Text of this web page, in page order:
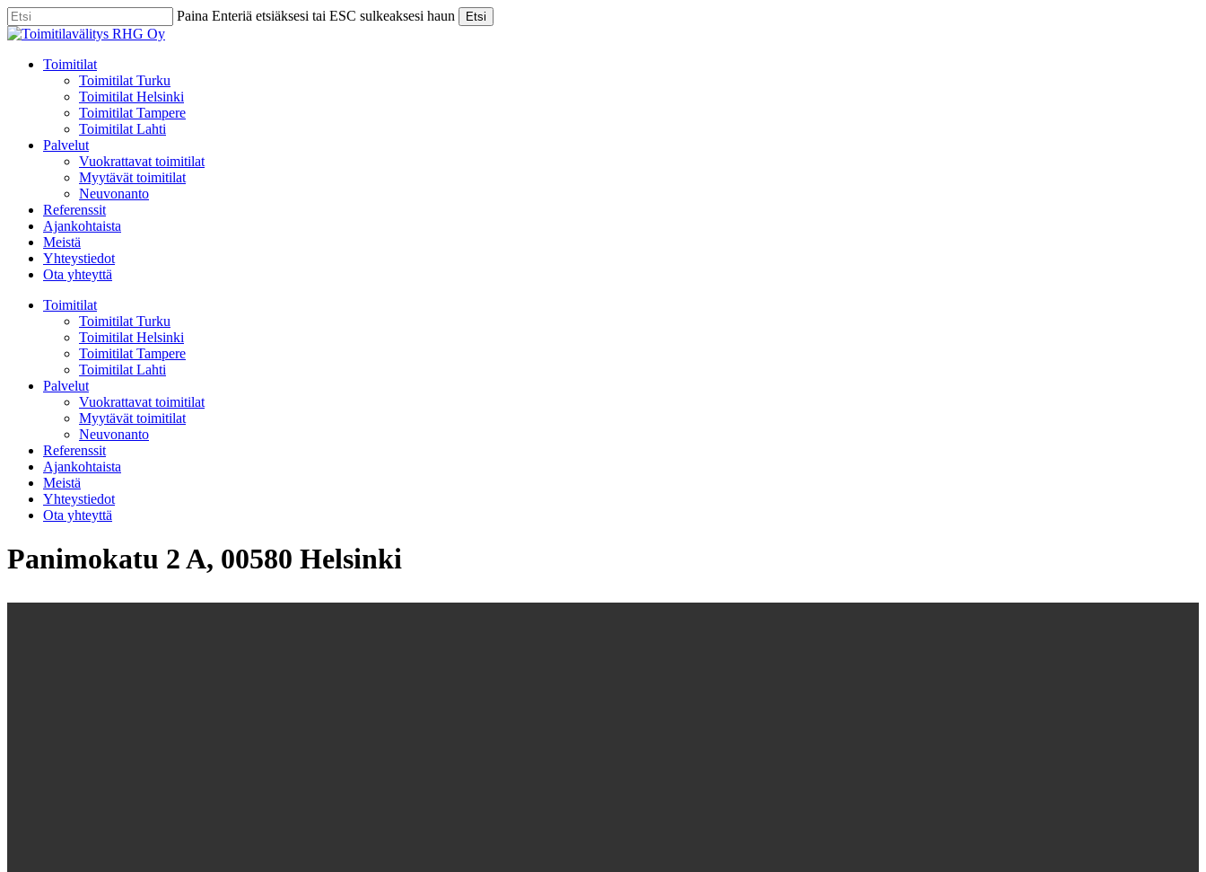
Skip
to
content
Paina Enteriä etsiäksesi tai ESC sulkeaksesi haun Etsi
Close
Menu
Toimitilat
Toimitilat Turku
Toimitilat Helsinki
Toimitilat Tampere
Toimitilat Lahti
Palvelut
Vuokrattavat toimitilat
Myytävät toimitilat
Neuvonanto
Referenssit
Ajankohtaista
Meistä
Yhteystiedot
Ota yhteyttä
Toimitilat
Toimitilat Turku
Toimitilat Helsinki
Toimitilat Tampere
Toimitilat Lahti
Palvelut
Vuokrattavat toimitilat
Myytävät toimitilat
Neuvonanto
Referenssit
Ajankohtaista
Meistä
Yhteystiedot
Ota yhteyttä
Panimokatu 2 A, 00580 Helsinki